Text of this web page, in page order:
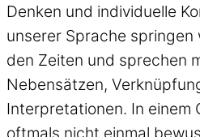
Denken und individuelle
unserer Sprache
den Zeiten und sprechen
Nebensätzen,
Interpretationen. In einem
oftmals nicht einmal